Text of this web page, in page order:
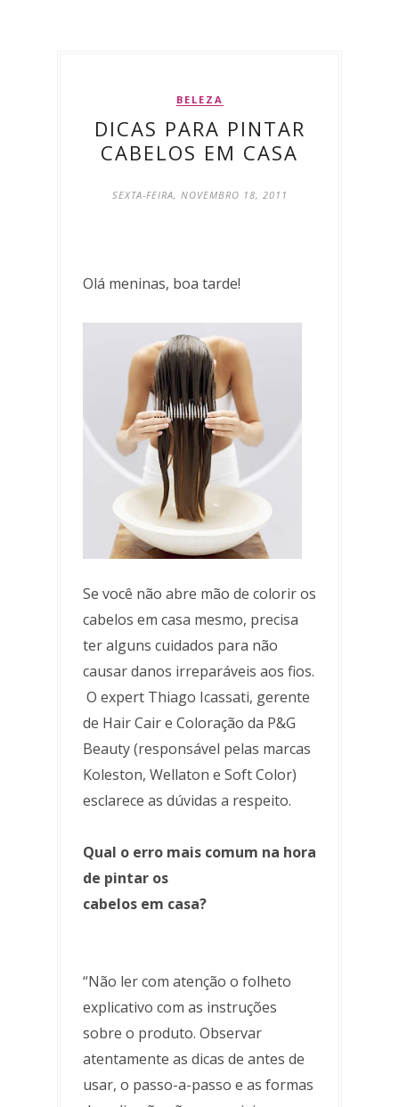
BELEZA
DICAS PARA PINTAR
CABELOS EM CASA
SEXTA-FEIRA, NOVEMBRO 18, 2011
Olá meninas, boa tarde!
Se você não abre mão de colorir os
cabelos em casa mesmo, precisa
ter alguns cuidados para não
causar danos irreparáveis aos fios.
O expert Thiago Icassati, gerente
de Hair Cair e Coloração da P&G
Beauty (responsável pelas marcas
Koleston, Wellaton e Soft Color)
esclarece as dúvidas a respeito.
Qual o erro mais comum na hora
de pintar os
cabelos em casa?
“Não ler com atenção o folheto
explicativo com as instruções
sobre o produto. Observar
atentamente as dicas de antes de
usar, o passo-a-passo e as formas